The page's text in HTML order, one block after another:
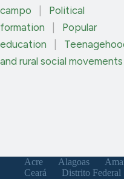
campo
Political
formation
Popular
education
and rural social movements
Acre Alagoas
Ceará
Distrito Federal